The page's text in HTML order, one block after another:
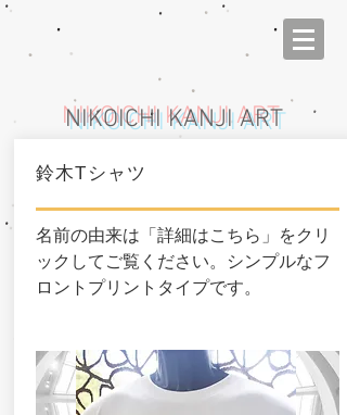
NIKOICHI KANJI ART
鈴木Tシャツ
名前の由来は「詳細はこちら」をクリ
ックしてご覧ください。シンプルなフ
ロントプリントタイプです。